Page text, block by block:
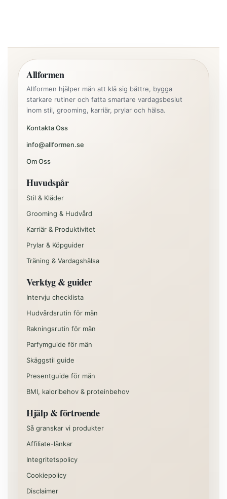
Allformen
Allformen hjälper män att klä sig bättre, bygga
starkare rutiner och fatta smartare vardagsbeslut
inom stil, grooming, karriär, prylar och hälsa.
Kontakta Oss
info@allformen.se
Om Oss
Huvudspår
Stil & Kläder
Grooming & Hudvård
Karriär & Produktivitet
Prylar & Köpguider
Träning & Vardagshälsa
Verktyg & guider
Intervju checklista
Hudvårdsrutin för män
Rakningsrutin för män
Parfymguide för män
Skäggstil guide
Presentguide för män
BMI, kaloribehov & proteinbehov
Hjälp & förtroende
Så granskar vi produkter
Affiliate-länkar
Integritetspolicy
Cookiepolicy
Disclaimer